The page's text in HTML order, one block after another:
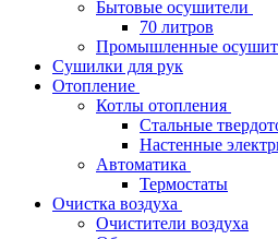
Бытовые осушители
70 литров
Промышленные
Сушилки для рук
Отопление
Котлы отопления
Стальные
Настенные
Автоматика
Термостаты
Очистка воздуха
Очистители воздуха